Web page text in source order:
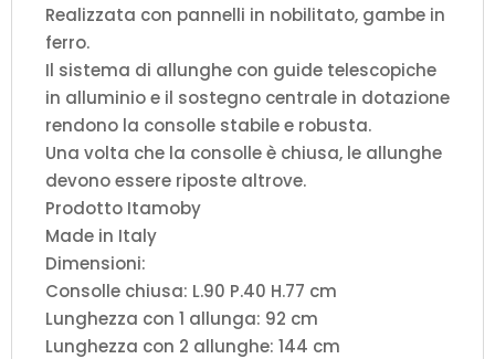
Realizzata con pannelli in nobilitato, gambe in
ferro.
Il sistema di allunghe con guide telescopiche
in alluminio e il sostegno centrale in dotazione
rendono la consolle stabile e robusta.
Una volta che la consolle è chiusa, le allunghe
devono essere riposte altrove.
Prodotto Itamoby
Made in Italy
Dimensioni:
Consolle chiusa: L.90 P.40 H.77 cm
Lunghezza con 1 allunga: 92 cm
Lunghezza con 2 allunghe: 144 cm